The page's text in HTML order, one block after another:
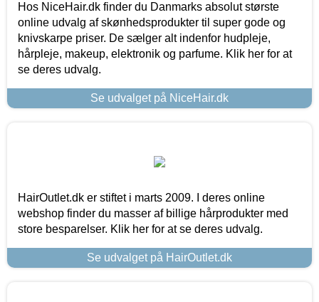
Hos NiceHair.dk finder du Danmarks absolut største
online udvalg af skønhedsprodukter til super gode og
knivskarpe priser. De sælger alt indenfor hudpleje,
hårpleje, makeup, elektronik og parfume. Klik her for at
se deres udvalg.
Se udvalget på NiceHair.dk
HairOutlet.dk er stiftet i marts 2009. I deres online
webshop finder du masser af billige hårprodukter med
store besparelser. Klik her for at se deres udvalg.
Se udvalget på HairOutlet.dk